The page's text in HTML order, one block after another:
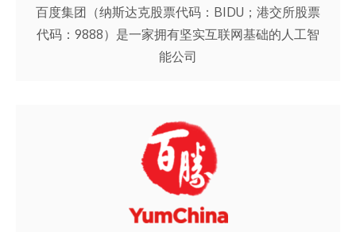
百度集团（纳斯达克股票代码：BIDU；港交所股票
代码：9888）是一家拥有坚实互联网基础的人工智
能公司